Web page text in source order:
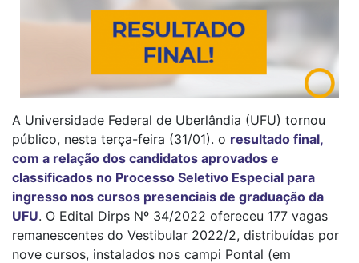
A Universidade Federal de Uberlândia (UFU) tornou
público, nesta terça-feira (31/01). o resultado final,
com a relação dos candidatos aprovados e
classificados no Processo Seletivo Especial para
ingresso nos cursos presenciais de graduação da
UFU. O Edital Dirps Nº 34/2022 ofereceu 177 vagas
remanescentes do Vestibular 2022/2, distribuídas por
nove cursos, instalados nos campi Pontal (em